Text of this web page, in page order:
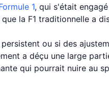
1, qui s'était
la F1 traditionnelle a
ou si des
a déçu une large
qui pourrait nuire au